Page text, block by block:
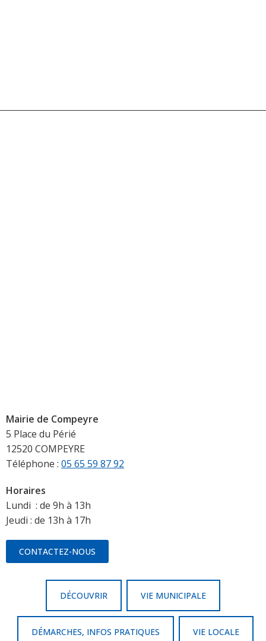
Mairie de Compeyre
5 Place du Périé
12520 COMPEYRE
Téléphone : 05 65 59 87 92
Horaires
Lundi : de 9h à 13h
Jeudi : de 13h à 17h
CONTACTEZ-NOUS
DÉCOUVRIR VIE MUNICIPALE
DÉMARCHES, INFOS PRATIQUES VIE LOCALE